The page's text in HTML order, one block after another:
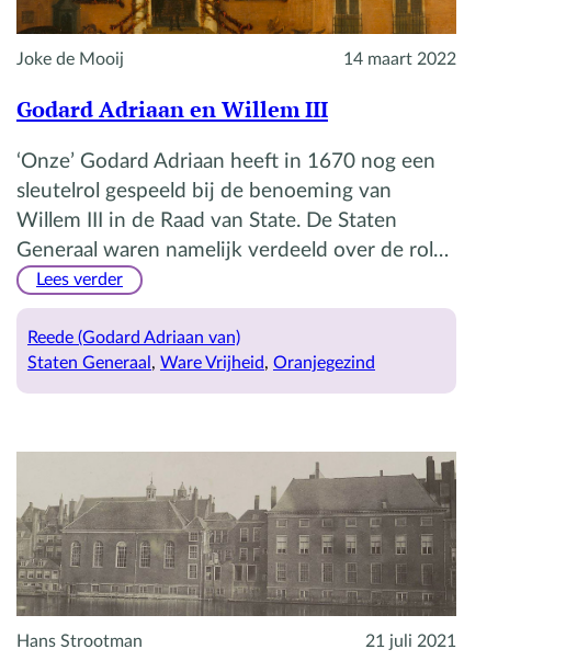
Joke de Mooij 14 maart 2022
Godard Adriaan en Willem III
‘Onze’ Godard Adriaan heeft in 1670 nog een
sleutelrol gespeeld bij de benoeming van
Willem III in de Raad van State. De Staten
Generaal waren namelijk verdeeld over de rol…
Lees verder:
Adriaan
Reede (Godard Adriaan van)
Staten Generaal , Ware Vrijheid, Oranjegezind
Hans Strootman 21 juli 2021